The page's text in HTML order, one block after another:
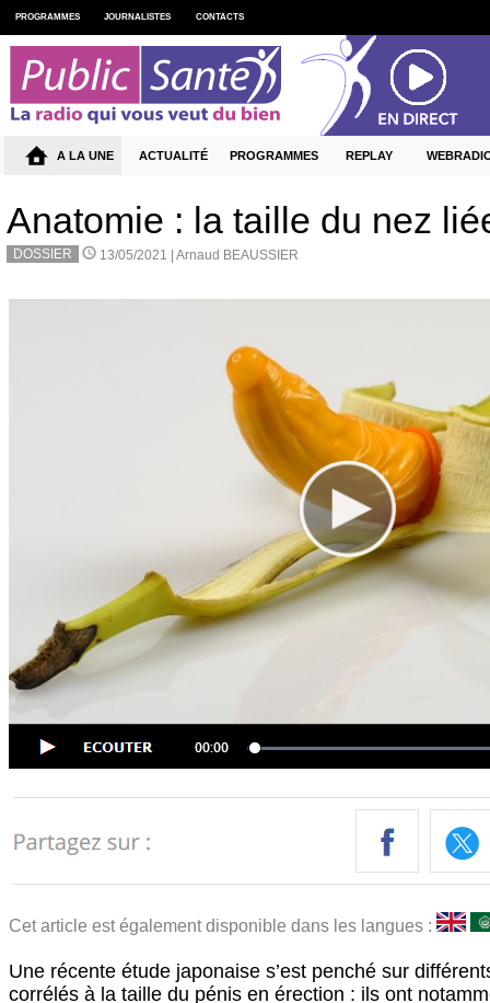
Anatomie : la taille du nez
DOSSIER 13/05/2021 | Arnaud BEAUSSIER
Cet article est également disponible dans les langues :
Une récente étude japonaise s’est penché sur
corrélés à la taille du pénis en érection : ils ont
PROGRAMMES JOURNALISTES CONTACTS
A LA UNE ACTUALITÉ PROGRAMMES REPLAY